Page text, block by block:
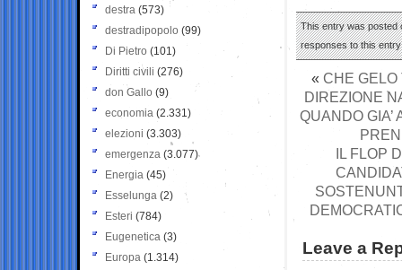
This entry was posted
responses to this
« CHE GELO
DIREZIONE
QUANDO GIA’
IL FLOP
Leave a
destra (573)
destradipopolo (99)
Di Pietro (101)
Diritti civili (276)
don Gallo (9)
economia (2.331)
elezioni (3.303)
emergenza (3.077)
Energia (45)
Esselunga (2)
Esteri (784)
Eugenetica (3)
Europa (1.314)